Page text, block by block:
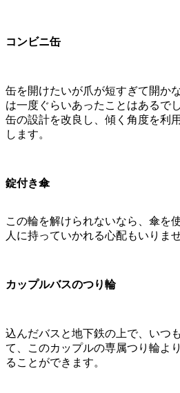
コンビニ缶
缶を開けたいが爪が短すぎて開か
は一度ぐらいあったことはあるで
缶の設計を改良し、傾く角度を利
します。
錠付き傘
この輪を解けられないなら、傘を
人に持っていかれる心配もいりませ
カップルバスのつり輪
込んだバスと地下鉄の上で、いつ
て、このカップルの専属つり輪よ
ることができます。